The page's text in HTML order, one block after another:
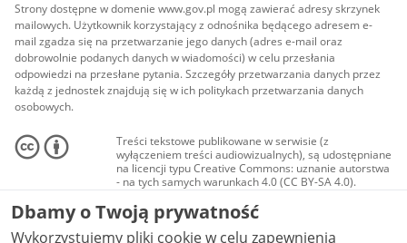
Strony dostępne w domenie www.gov.pl mogą zawierać adresy skrzynek
mailowych. Użytkownik korzystający z odnośnika będącego adresem e-
mail zgadza się na przetwarzanie jego danych (adres e-mail oraz
dobrowolnie podanych danych w wiadomości) w celu przesłania
odpowiedzi na przesłane pytania. Szczegóły przetwarzania danych przez
każdą z jednostek znajdują się w ich politykach przetwarzania danych
osobowych.
Treści tekstowe publikowane w serwisie (z
wyłączeniem treści audiowizualnych), są udostępniane
na licencji typu Creative Commons: uznanie autorstwa
- na tych samych warunkach 4.0 (CC BY-SA 4.0).
Materiały audiowizualne, w tym zdjęcia, materiały
audio i wideo, są udostępniane na licencji typu
Creative Commons: uznanie autorstwa użycie
niekomercyjne - bez utworów zależnych 4.0 (CC BY-
Dbamy o Twoją prywatność
Wykorzystujemy pliki cookie w celu zapewnienia